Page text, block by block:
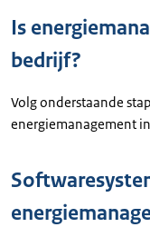
Is
bedrijf?
Volg onderstaande
energiemanagement